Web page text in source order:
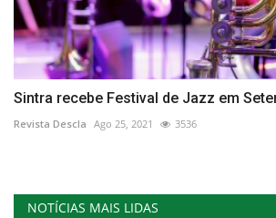
Sintra recebe Festival de Jazz em
Revista Descla Ago 25, 2021 3536
NOTÍCIAS MAIS LIDAS